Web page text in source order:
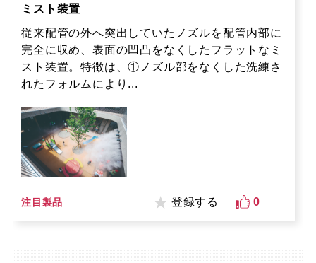
ミスト装置
従来配管の外へ突出していたノズルを配管内部に
完全に収め、表面の凹凸をなくしたフラットなミ
スト装置。特徴は、①ノズル部をなくした洗練さ
れたフォルムにより...
注目製品 登録する 0